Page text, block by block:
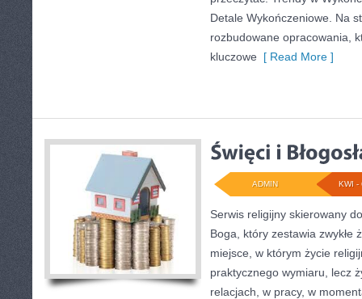
Detale Wykończeniowe. Na
rozbudowane opracowania,
kluczowe [ Read More ]
KWI -
ADMIN
Serwis religijny skierowany
Boga, który zestawia zwykłe
miejsce, w którym życie
praktycznego wymiaru, lecz
relacjach, w pracy, w